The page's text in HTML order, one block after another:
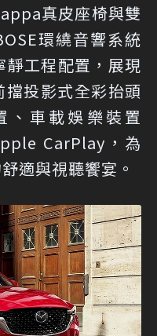
真皮座椅與雙
環繞音響系統
工程配置，展現
投影式全彩抬頭
、車載娛樂裝置
CarPlay，為
適與視聽饗宴。